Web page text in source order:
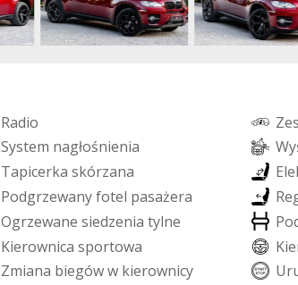
Radio Zes
System nagłośnienia Wy
Tapicerka skórzana Ele
Podgrzewany fotel pasażera Re
Ogrzewane siedzenia tylne Po
Kierownica sportowa Kie
Zmiana biegów w kierownicy Ur